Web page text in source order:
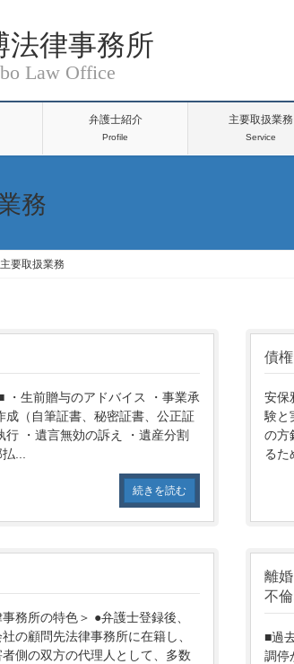
法律事務所
弁護士紹介
Profile
主要取扱業務
Service
務
主要取扱業務
・生前贈与のアドバイス ・事業承
成（自筆証書、秘密証書、公正証
行 ・遺言無効の訴え ・遺産分割
...
続きを読む
債
安保
験と
の方
るた
務所の特色＞ ●弁護士登録後、
の顧問先法律事務所に在籍し、
側の双方の代理人として、多数
離
不
■過
調停